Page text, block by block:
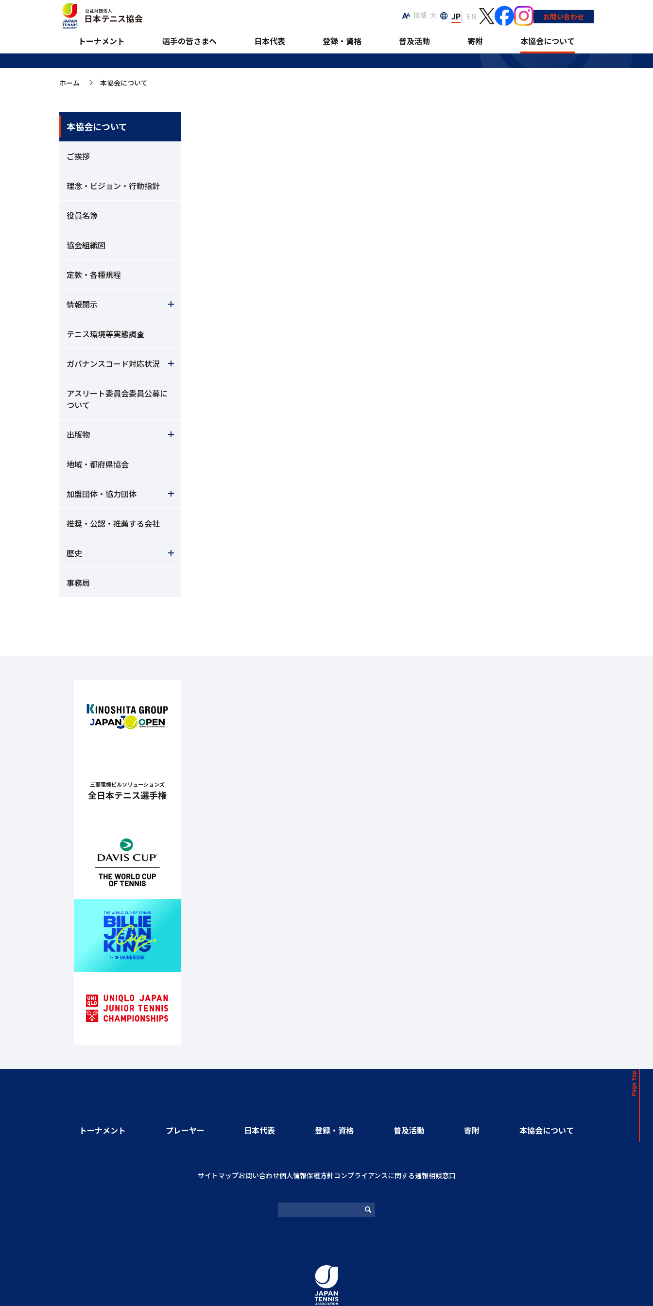
標準 大 JP EN お問い合わせ
トーナメント 選手の皆さまへ 日本代表 登録・資格 普及活動 寄附 本協会について
本協会について
ホーム >
本協会について
本協会について
ご挨拶
理念・ビジョン・行動指針
役員名簿
協会組織図
定款・各種規程
情報開示
テニス環境等実態調査
ガバナンスコード対応状況
アスリート委員会委員公募に
ついて
出版物
地域・都府県協会
加盟団体・協力団体
推奨・公認・推薦する会社
歴史
事務局
トーナメント プレーヤー 日本代表 登録・資格 普及活動 寄附 本協会について
サイトマップお問い合わせ個人情報保護方針コンプライアンスに関する通報相談窓口